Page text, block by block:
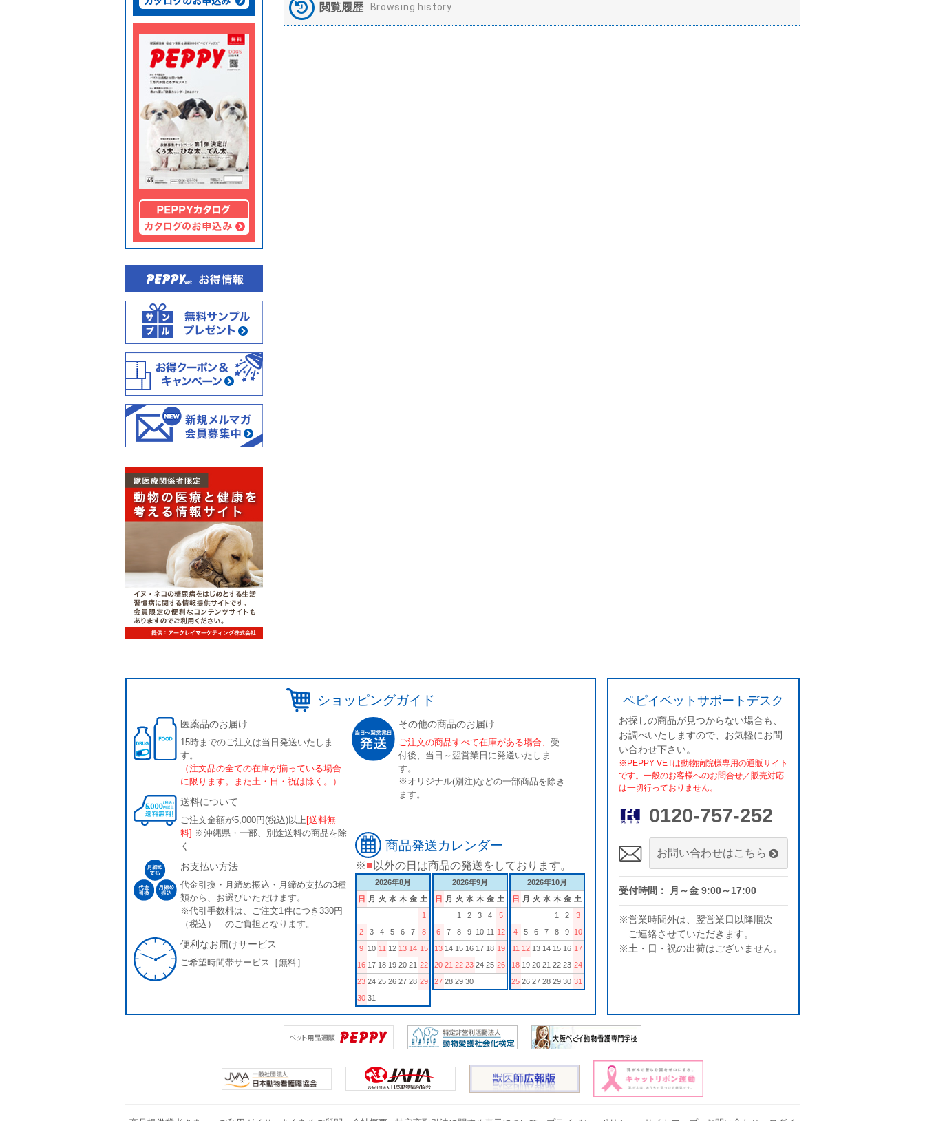
閲覧履歴 Browsing history
ショッピングガイド
医薬品のお届け
15時までのご注文は当日発送いたしま
す。
（注文品の全ての在庫が揃っている場合
に限ります。また土・日・祝は除く。）
送料について
ご注文金額が5,000円(税込)以上 [送料無
料] ※沖縄県・一部、別途送料の商品を除
く
お支払い方法
代金引換・月締め振込・月締め支払の3種
類から、お選びいただけます。
※代引手数料は、ご注文1件につき330円
（税込） のご負担となります。
便利なお届けサービス
ご希望時間帯サービス［無料］
その他の商品のお届け
ご注文の商品すべて在庫がある場合、 受
付後、当日～翌営業日に発送いたしま
す。
※オリジナル(別注)などの一部商品を除き
ます。
商品発送カレンダー
※■以外の日は商品の発送をしております。
2026年8月
日 月 火 水 木 金 土
1
2
3 4 5 6 7
8
9 10 11 12 13 14 15
16 17 18 19 20 21 22
23 24 25 26 27 28 29
30 31
2026年9月
日 月 火 水 木 金 土
1
2 3 4
5
6
7 8 9 10 11 12
13 14 15 16 17 18 19
20 21 22 23 24 25 26
27 28 29 30
2026年10月
日 月 火 水 木 金 土
1
2
3
4
5 6 7 8 9
10
11 12 13 14 15 16 17
18 19 20 21 22 23 24
25 26 27 28 29 30 31
ペピイベットサポートデスク
お探しの商品が見つからない場合も、
お調べいたしますので、お気軽にお問
い合わせ下さい。
※PEPPY VETは動物病院様専用の通販サイト
です。一般のお客様へのお問合せ／販売対応
は一切行っておりません。
0120-757-252
お問い合わせはこちら
受付時間： 月～金 9:00～17:00
※営業時間外は、翌営業日以降順次
ご連絡させていただきます。
※土・日・祝の出荷はございません。